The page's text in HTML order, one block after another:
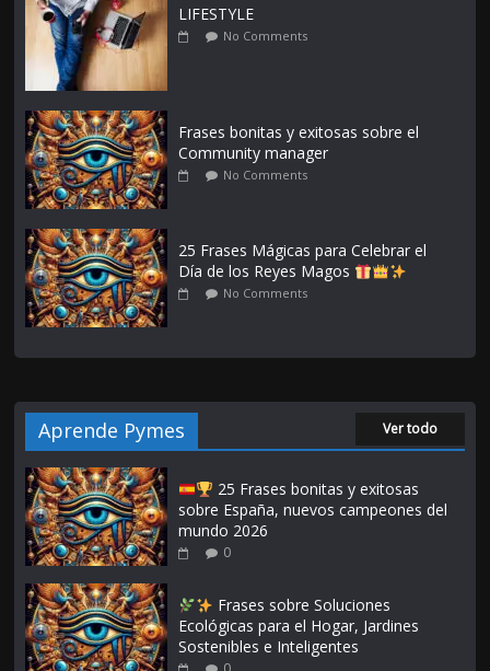
LIFESTYLE
No Comments
Frases bonitas y exitosas sobre el
Community manager
No Comments
25 Frases Mágicas para Celebrar el
Día de los Reyes Magos
No Comments
Aprende Pymes Ver todo
25 Frases bonitas y exitosas
sobre España, nuevos campeones del
mundo 2026
0
Frases sobre Soluciones
Ecológicas para el Hogar, Jardines
Sostenibles e Inteligentes